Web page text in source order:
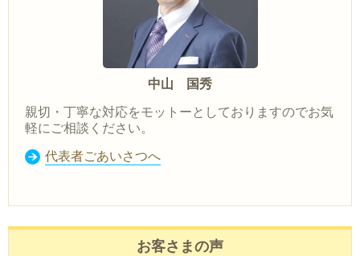
中山 国秀
親切・丁寧な対応をモットーとしておりますのでお気
軽にご相談ください。
代表者ごあいさつへ
お客さまの声